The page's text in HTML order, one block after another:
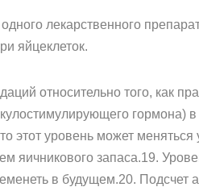
лекарственного
яйцеклеток.
относительно того, как
гормона) в
этот уровень может
яичникового запаса.19.
в будущем.20.